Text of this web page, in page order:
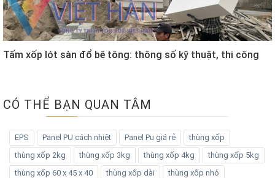
Tấm xốp lót sàn đổ bê tông: thông số kỹ thuật, thi công
CÓ THỂ BẠN QUAN TÂM
EPS Panel PU cách nhiệt Panel Pu giá rẻ
thùng xốp
thùng xốp 2kg
thùng xốp 3kg thùng xốp 4kg
thùng xốp 5kg
thùng xốp 60 x 45 x 40
thùng xốp dài
thùng xốp nhỏ